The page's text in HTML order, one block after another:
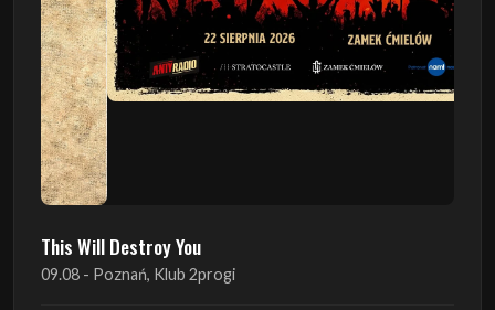
This Will Destroy You
09.08 - Poznań, Klub 2progi
Sound Of The Ages Festival
22.08 - Ćmielów, Zamek Ćmielów